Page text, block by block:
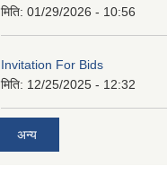
मिति: 01/29/2026 - 10:56
Invitation For Bids
मिति: 12/25/2025 - 12:32
अन्य